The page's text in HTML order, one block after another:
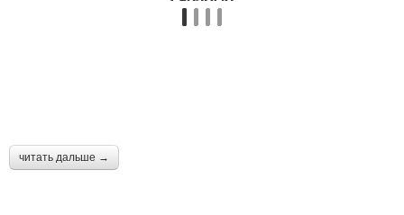
читать дальше →